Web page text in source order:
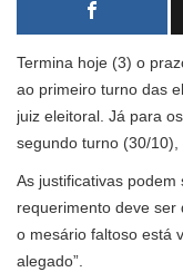
Termina hoje (3) o
ao primeiro turno das
juiz eleitoral. Já para
segundo turno (30/
As justificativas
requerimento deve ser
o mesário faltoso está
alegado”.